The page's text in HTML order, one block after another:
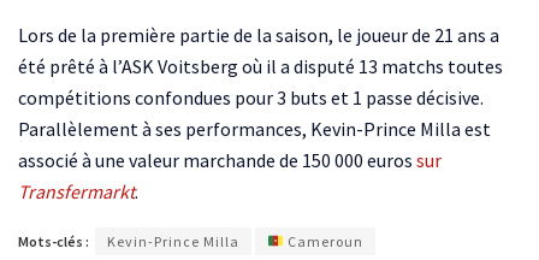
Lors de la première partie de la saison, le joueur de 21 ans a
été prêté à l’ASK Voitsberg où il a disputé 13 matchs toutes
compétitions confondues pour 3 buts et 1 passe décisive.
Parallèlement à ses performances, Kevin-Prince Milla est
associé à une valeur marchande de 150 000 euros sur
Transfermarkt.
Mots-clés : Kevin-Prince Milla Cameroun